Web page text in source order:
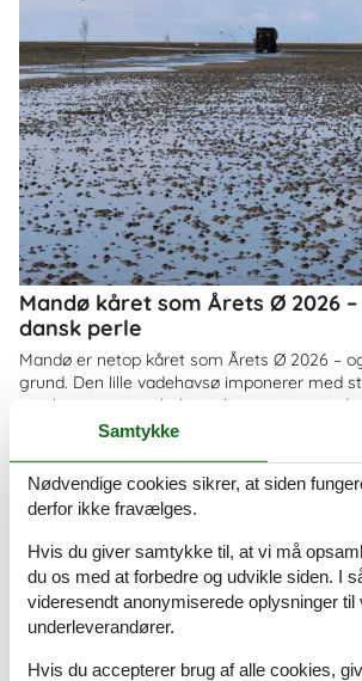
Mandø kåret som Årets Ø 2026
dansk perle
Mandø er netop kåret som Årets Ø 2026 –
grund. Den lille vadehavsø imponerer med
smuk natur og en helt særlig ro, som gør
feriemål for både familier og par
OmDanmark
Samtykke
Nødvendige cookies sikrer, at siden
derfor ikke fravælges.
Hvis du giver samtykke til, at vi må
du os med at forbedre og udvikle siden. I
videresendt anonymiserede oplysninger til
underleverandører.
Hvis du accepterer brug af alle cookies,